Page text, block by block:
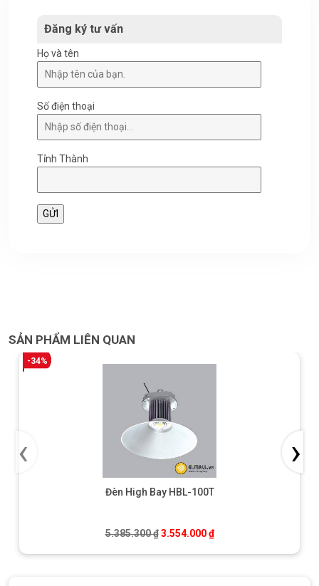
Đăng ký tư vấn
Họ và tên
Số điện thoại
Tỉnh Thành
SẢN PHẨM LIÊN QUAN
-34%
Đèn High Bay HBL-100T
5.385.300₫ Giá gốc là: 5.385.300 ₫.
3.554.000₫Giá hiện tại là:
‹ ›